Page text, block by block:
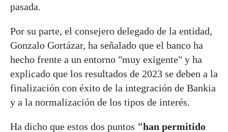
pasada.
Por su parte, el consejero delegado de la entidad,
Gonzalo Gortázar, ha señalado que el banco ha
hecho frente a un entorno "muy exigente" y ha
explicado que los resultados de 2023 se deben a la
finalización con éxito de la integración de Bankia
y a la normalización de los tipos de interés.
Ha dicho que estos dos puntos "han permitido